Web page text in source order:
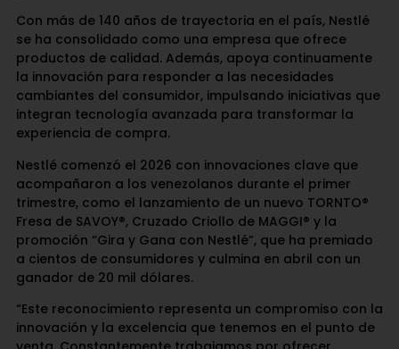
Con más de 140 años de trayectoria en el país, Nestlé
se ha consolidado como una empresa que ofrece
productos de calidad. Además, apoya continuamente
la innovación para responder a las necesidades
cambiantes del consumidor, impulsando iniciativas que
integran tecnología avanzada para transformar la
experiencia de compra.
Nestlé comenzó el 2026 con innovaciones clave que
acompañaron a los venezolanos durante el primer
trimestre, como el lanzamiento de un nuevo TORNTO®
Fresa de SAVOY®, Cruzado Criollo de MAGGI® y la
promoción “Gira y Gana con Nestlé”, que ha premiado
a cientos de consumidores y culmina en abril con un
ganador de 20 mil dólares.
“Este reconocimiento representa un compromiso con la
innovación y la excelencia que tenemos en el punto de